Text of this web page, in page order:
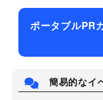
簡易的なイ
ポータブルPR